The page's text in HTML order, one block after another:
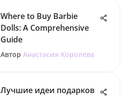
Where to Buy Barbie
Dolls: A Comprehensive
Guide
Автор Анастасия Королева
Лучшие идеи подарков